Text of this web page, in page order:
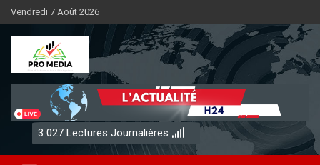
Aller
au
contenu
Vendredi 7 Août 2026
Sénégal Promedia
3 027 Lectures Journalières